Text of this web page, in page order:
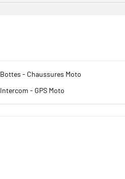
Bottes - Chaussures Moto
Intercom - GPS Moto